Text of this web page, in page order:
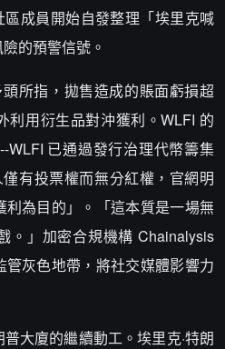
成員開始自發整理「埃里克喊
的預警信號。
所指，拋售造成的賬面虧損超
利用衍生品對沖獲利。WLFI 的
WLFI 已通過發行治理代幣籌集
有投票權而無分紅權，官網明
為目的」。「這本質是一場無
。」加密合規機構 Chainalysis
灰色地帶，將社交媒體影響力
大廈的繼續動工。埃里克·特朗